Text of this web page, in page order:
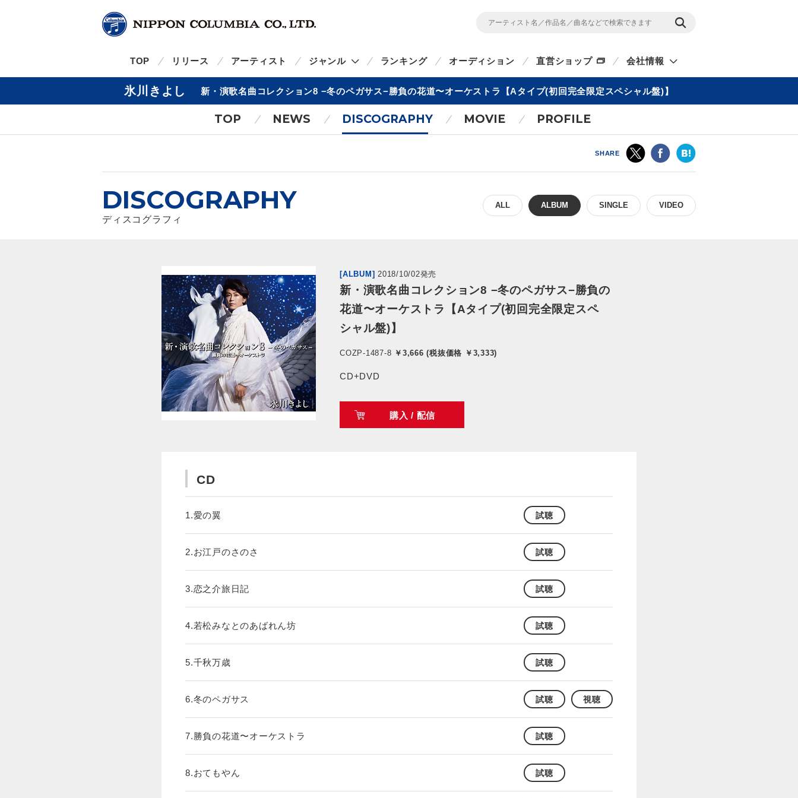
TOP リリース アーティスト ジャンル ランキング オーディション 直営ショップ 会社情報
氷川きよし 新・演歌名曲コレクション8 −冬のペガサス−勝負の花道〜オーケストラ【Aタイプ(初回完全限定スペシャル盤)】
TOP NEWS DISCOGRAPHY MOVIE PROFILE
SHARE
DISCOGRAPHY
ディスコグラフィ
ALL ALBUM SINGLE VIDEO
[ALBUM] 2018/10/02発売
新・演歌名曲コレクション8 −冬のペガサス−勝負の
花道〜オーケストラ【Aタイプ(初回完全限定スペ
シャル盤)】
COZP-1487-8 ￥3,666 (税抜価格 ￥3,333)
CD+DVD
購入 / 配信
CD
1.愛の翼 試聴
2.お江戸のさのさ 試聴
3.恋之介旅日記 試聴
4.若松みなとのあばれん坊 試聴
5.千秋万歳 試聴
6.冬のペガサス 試聴 視聴
7.勝負の花道〜オーケストラ 試聴
8.おてもやん 試聴